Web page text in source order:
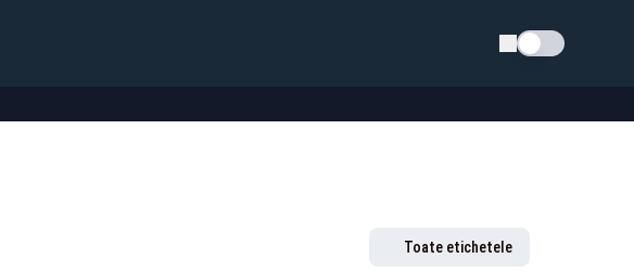
Schimba tema
Toate etichetele